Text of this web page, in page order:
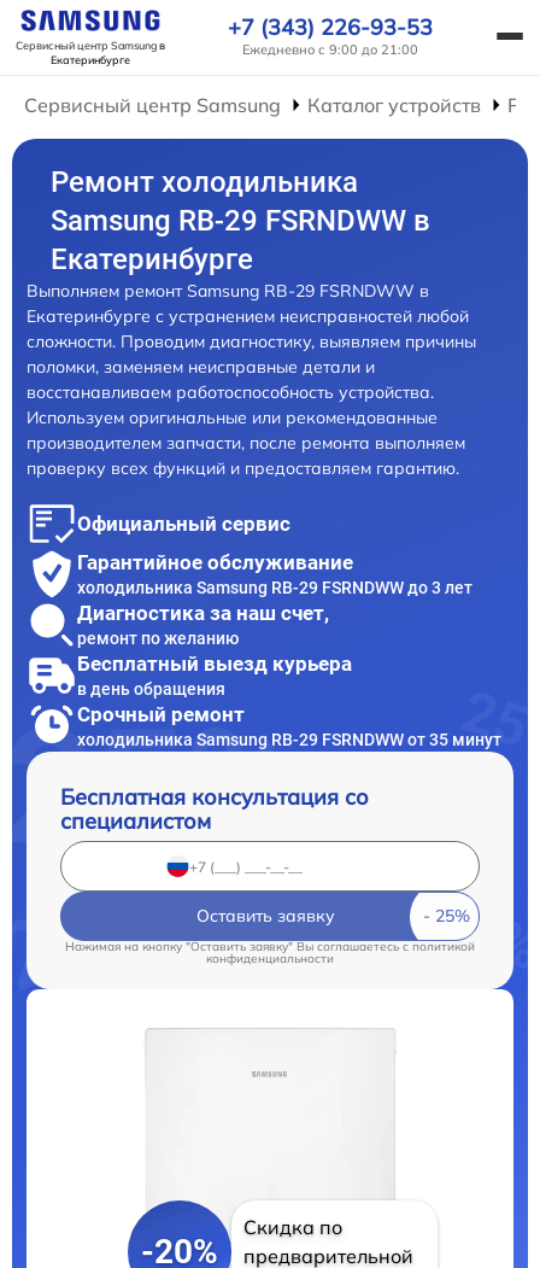
Сервисный центр Samsungв
Екатеринбурге
+7 (343) 226-93-53
Ежедневно с 9:00 до 21:00
Сервисный центр Samsung Каталог устройств
Ремонт холодильника
Samsung RB-29 FSRNDWW в
Екатеринбурге
Выполняем ремонт Samsung RB-29 FSRNDWW в
Екатеринбурге с устранением неисправностей любой
сложности. Проводим диагностику, выявляем причины
поломки, заменяем неисправные детали и
восстанавливаем работоспособность устройства.
Используем оригинальные или рекомендованные
производителем запчасти, после ремонта выполняем
проверку всех функций и предоставляем гарантию.
Официальный сервис
Гарантийное обслуживание
холодильника Samsung RB-29 FSRNDWW до 3 лет
Диагностика за наш счет,
ремонт по желанию
Бесплатный выезд курьера
в день обращения
Срочный ремонт
холодильника Samsung RB-29 FSRNDWW от 35 минут
Бесплатная консультация со
специалистом
Оставить заявку
Нажимая на кнопку "Оставить заявку" Вы соглашаетесь c политикой
конфиденциальности
-20%
Скидка по
предварительной